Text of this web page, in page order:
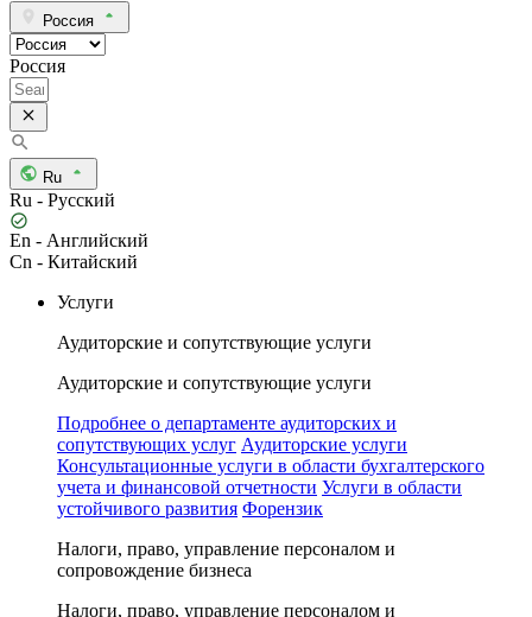
Россия
Россия
Ru
Ru - Русский
En - Английский
Cn - Китайский
Услуги
Аудиторские и сопутствующие услуги
Аудиторские и сопутствующие услуги
Подробнее о департаменте аудиторских и
сопутствующих услуг Аудиторские услуги
Консультационные услуги в области бухгалтерского
учета и финансовой отчетности Услуги в области
устойчивого развития Форензик
Налоги, право, управление персоналом и
сопровождение бизнеса
Налоги, право, управление персоналом и